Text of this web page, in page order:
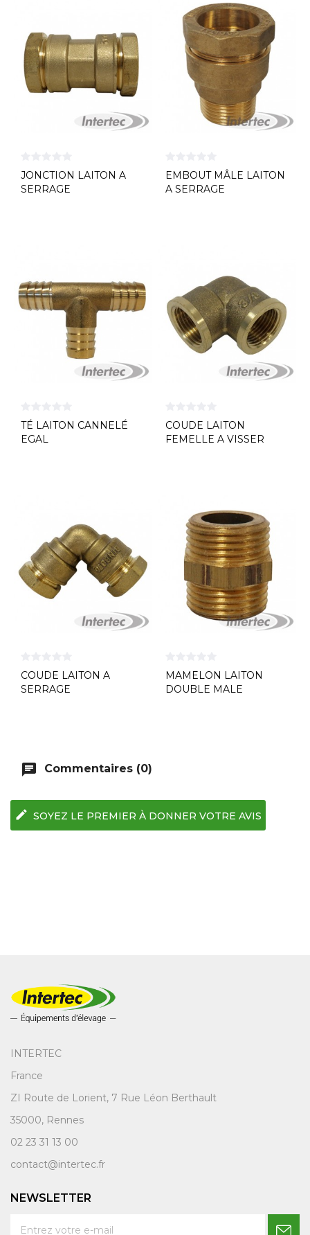
JONCTION LAITON A
SERRAGE
EMBOUT MÂLE LAITON
A SERRAGE
TÉ LAITON CANNELÉ
EGAL
COUDE LAITON
FEMELLE A VISSER
COUDE LAITON A
SERRAGE
MAMELON LAITON
DOUBLE MALE
chat Commentaires (0)
edit SOYEZ LE PREMIER À DONNER VOTRE AVIS
INTERTEC
France
ZI Route de Lorient, 7 Rue Léon Berthault
35000, Rennes
02 23 31 13 00
contact@intertec.fr
NEWSLETTER